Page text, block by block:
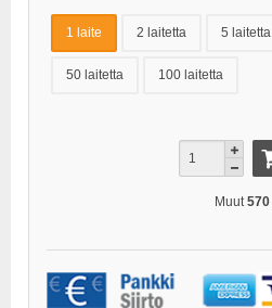
1 laite 2 laitetta 5 laitetta
50 laitetta 100 laitetta
Muut570